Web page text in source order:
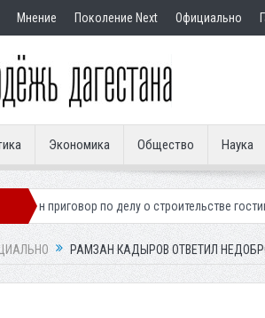
Мнение Поколение Next Официально
Экономика Общество Наука
по делу о строительстве гостиницы у
РАМЗАН КАДЫРОВ ОТВЕТИЛ